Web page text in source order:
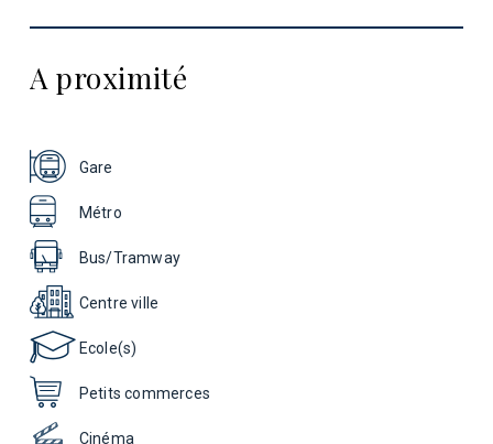
A proximité
Gare
Métro
Bus/Tramway
Centre ville
Ecole(s)
Petits commerces
Cinéma